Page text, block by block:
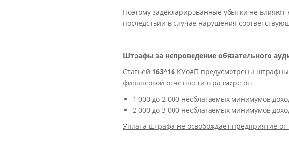
Поэтому задекларированные убытки не
последствий в случае нарушения
Штрафы за непроведение обязательного
Статьей 163^16 КУоАП предусмотрены
финансовой отчетности в размере от:
1 000 до 2 000 необлагаемых минимумов
2 000 до 3 000 необлагаемых минимумов
Уплата штрафа не освобождает предприятие от